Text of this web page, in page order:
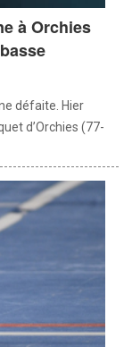
à Orchies
défaite. Hier
d’Orchies (77-